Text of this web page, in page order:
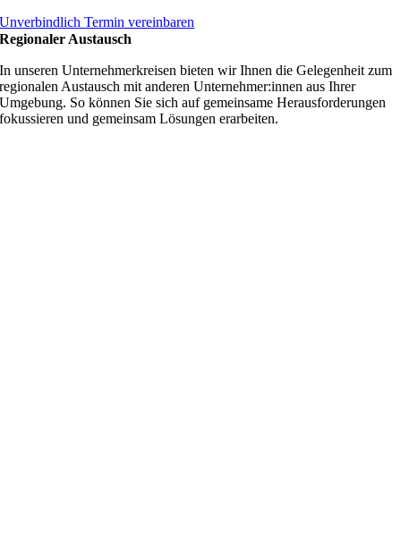
Unverbindlich Termin vereinbaren
Regionaler Austausch
In unseren Unternehmerkreisen bieten wir Ihnen die Gelegenheit zum
regionalen Austausch mit anderen Unternehmer:innen aus Ihrer
Umgebung. So können Sie sich auf gemeinsame Herausforderungen
fokussieren und gemeinsam Lösungen erarbeiten.